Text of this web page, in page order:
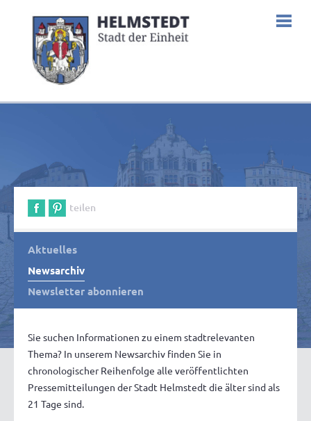
teilen
Aktuelles
Newsarchiv
Newsletter abonnieren
Sie suchen Informationen zu einem stadtrelevanten
Thema? In unserem Newsarchiv finden Sie in
chronologischer Reihenfolge alle veröffentlichten
Pressemitteilungen der Stadt Helmstedt die älter sind als
21 Tage sind.